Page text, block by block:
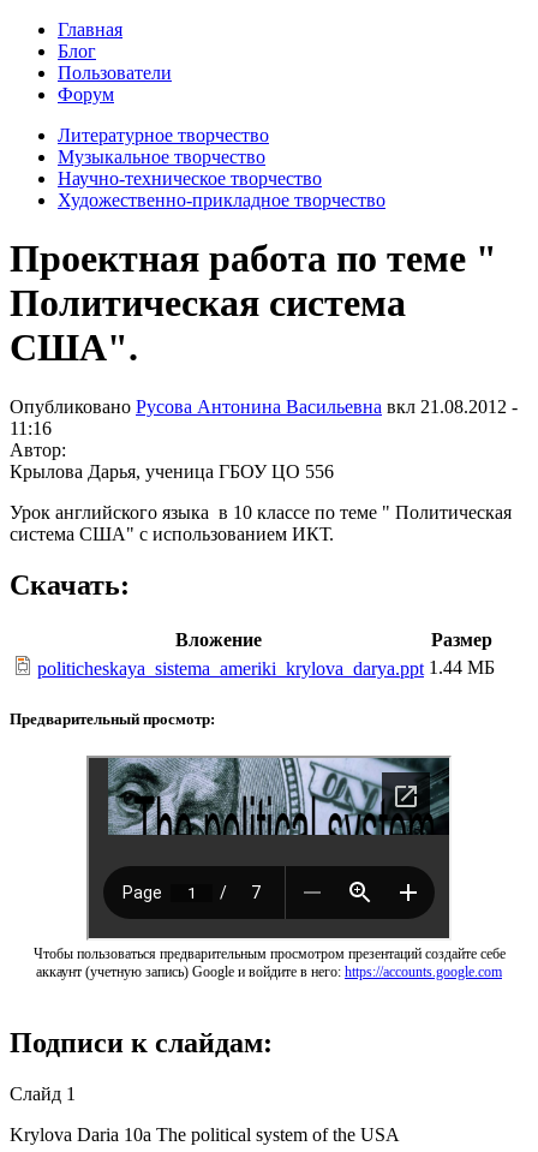
Главная
Блог
Пользователи
Форум
Литературное творчество
Музыкальное творчество
Научно-техническое творчество
Художественно-прикладное творчество
Проектная работа по теме "
Политическая система
США".
Опубликовано Русова Антонина Васильевна вкл 21.08.2012 -
11:16
Автор:
Крылова Дарья, ученица ГБОУ ЦО 556
Урок английского языка в 10 классе по теме " Политическая
система США" с использованием ИКТ.
Скачать:
Вложение
Размер
politicheskaya_sistema_ameriki_krylova_darya.ppt 1.44 МБ
Предварительный просмотр:
Чтобы пользоваться предварительным просмотром презентаций создайте себе
аккаунт (учетную запись) Google и войдите в него: https://accounts.google.com
Подписи к слайдам:
Слайд 1
Krylova Daria 10a The political system of the USA